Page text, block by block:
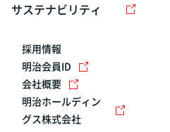
サステナビリティ
採用情報
明治会員ID
会社概要
明治ホールディン
グス株式会社